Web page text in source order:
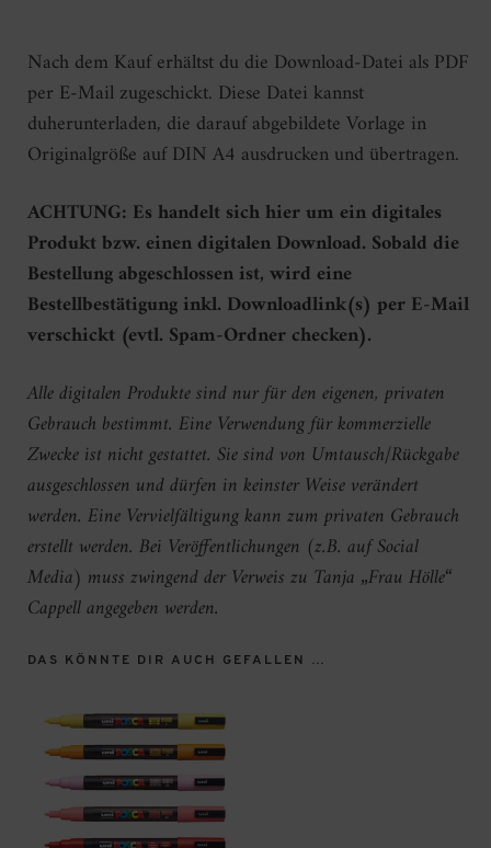
Nach dem Kauf erhältst du die Download-Datei als PDF
per E-Mail zugeschickt. Diese Datei kannst
duherunterladen, die darauf abgebildete Vorlage in
Originalgröße auf DIN A4 ausdrucken und übertragen.
ACHTUNG: Es handelt sich hier um ein digitales
Produkt bzw. einen digitalen Download. Sobald die
Bestellung abgeschlossen ist, wird eine
Bestellbestätigung inkl. Downloadlink(s) per E-Mail
verschickt (evtl. Spam-Ordner checken).
Alle digitalen Produkte sind nur für den eigenen, privaten
Gebrauch bestimmt. Eine Verwendung für kommerzielle
Zwecke ist nicht gestattet. Sie sind von Umtausch/Rückgabe
ausgeschlossen und dürfen in keinster Weise verändert
werden. Eine Vervielfältigung kann zum privaten Gebrauch
erstellt werden. Bei Veröffentlichungen (z.B. auf Social
Media) muss zwingend der Verweis zu Tanja „Frau Hölle“
Cappell angegeben werden.
DAS KÖNNTE DIR AUCH GEFALLEN …